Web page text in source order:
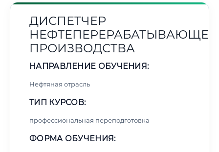
ДИСПЕТЧЕР
ПРОИЗВОДСТВА
НАПРАВЛЕНИЕ ОБУЧЕНИЯ:
Нефтяная отрасль
ТИП КУРСОВ:
профессиональная переподготовка
ФОРМА ОБУЧЕНИЯ: